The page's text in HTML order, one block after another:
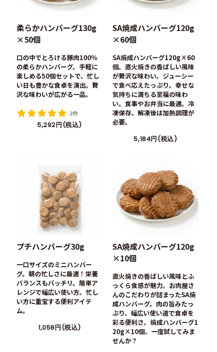
柔らかハンバーグ130g
×50個
口の中でとろける豚肉100％
の柔らかハンバーグ。手軽に
楽しめる50個セットで、忙し
い日も豊かな食卓を演出。贅
沢な味わいが広がる一品。
2件
5,292円(税込)
SA焼成ハンバーグ120g
×60個
SA焼成ハンバーグ120g×60
個。直火焼きの香ばしい風味
が贅沢な味わい。ジューシー
で食べ応えたっぷり。幸せな
気持ちに満ちる至福の味わ
い。食事やお弁当に最適。冷
凍保存、解凍後は加熱調理が
必要。
5,184円(税込)
プチハンバーグ30g
一口サイズのミニハンバー
グ。朝の忙しさに最適！栄養
バランスもバッチリ。簡単ア
レンジで幅広い使い方。忙し
い方に重宝する便利アイテ
ム。
1,058円(税込)
SA焼成ハンバーグ120g
×10個
直火焼きの香ばしい風味とふ
っくら食感が魅力。お肉屋さ
んのこだわりが詰まったSA焼
成ハンバーグ。肉の旨みたっ
ぷり、幅広い使い道で食卓を
彩る便利さ。焼成ハンバーグ1
20g×10個、一度試してみま
せんか？